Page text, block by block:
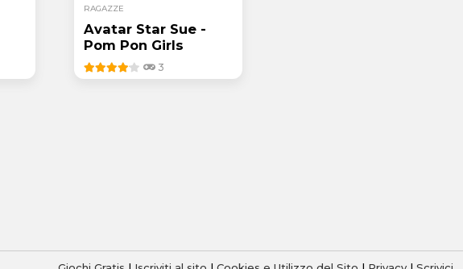
RAGAZZE
Avatar Star Sue -
Pom Pon Girls
3